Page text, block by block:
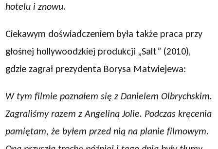
hotelu i znowu.
Ciekawym doświadczeniem była także praca przy
głośnej hollywoodzkiej produkcji „Salt” (2010),
gdzie zagrał prezydenta Borysa Matwiejewa:
W tym filmie poznałem się z Danielem Olbrychskim.
Zagraliśmy razem z Angeliną Jolie. Podczas kręcenia
pamiętam, że byłem przed nią na planie filmowym.